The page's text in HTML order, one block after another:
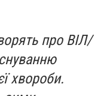
про ВІЛ/
хвороби.